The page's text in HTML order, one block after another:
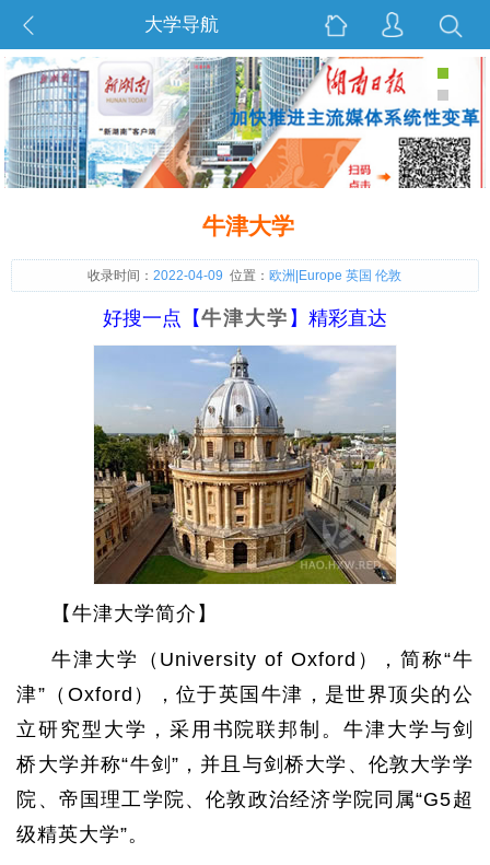
大学导航
牛津大学
收录时间：2022-04-09 位置： 欧洲|Europe 英国 伦敦
好搜一点【牛津大学 】精彩直达
【牛津大学简介】
牛津大学（University of Oxford），简称“牛
津”（Oxford），位于英国牛津，是世界顶尖的公
立研究型大学，采用书院联邦制。牛津大学与剑
桥大学并称“牛剑”，并且与剑桥大学、伦敦大学学
院、帝国理工学院、伦敦政治经济学院同属“G5超
级精英大学”。